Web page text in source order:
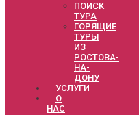
ПОИСК
ТУРА
ГОРЯЩИЕ
ТУРЫ
ИЗ
РОСТОВА-
НА-
ДОНУ
УСЛУГИ
О
НАС